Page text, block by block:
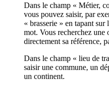
Dans le champ « Métier,
vous pouvez saisir, par
« brasserie » en tapant
mot. Vous recherchez une
directement sa référence,
Dans le champ « lieu de
saisir une commune, un
un continent.